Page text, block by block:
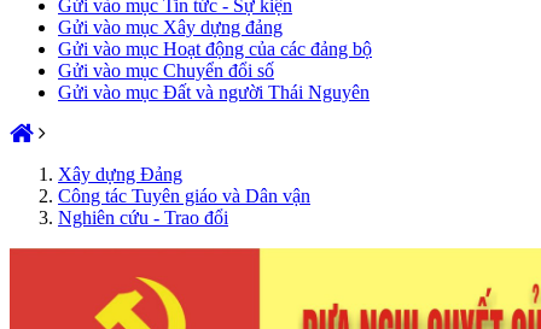
Gửi vào mục Tin tức - Sự kiện
Gửi vào mục Xây dựng đảng
Gửi vào mục Hoạt động của các đảng bộ
Gửi vào mục Chuyển đổi số
Gửi vào mục Đất và người Thái Nguyên
Xây dựng Đảng
Công tác Tuyên giáo và Dân vận
Nghiên cứu - Trao đổi